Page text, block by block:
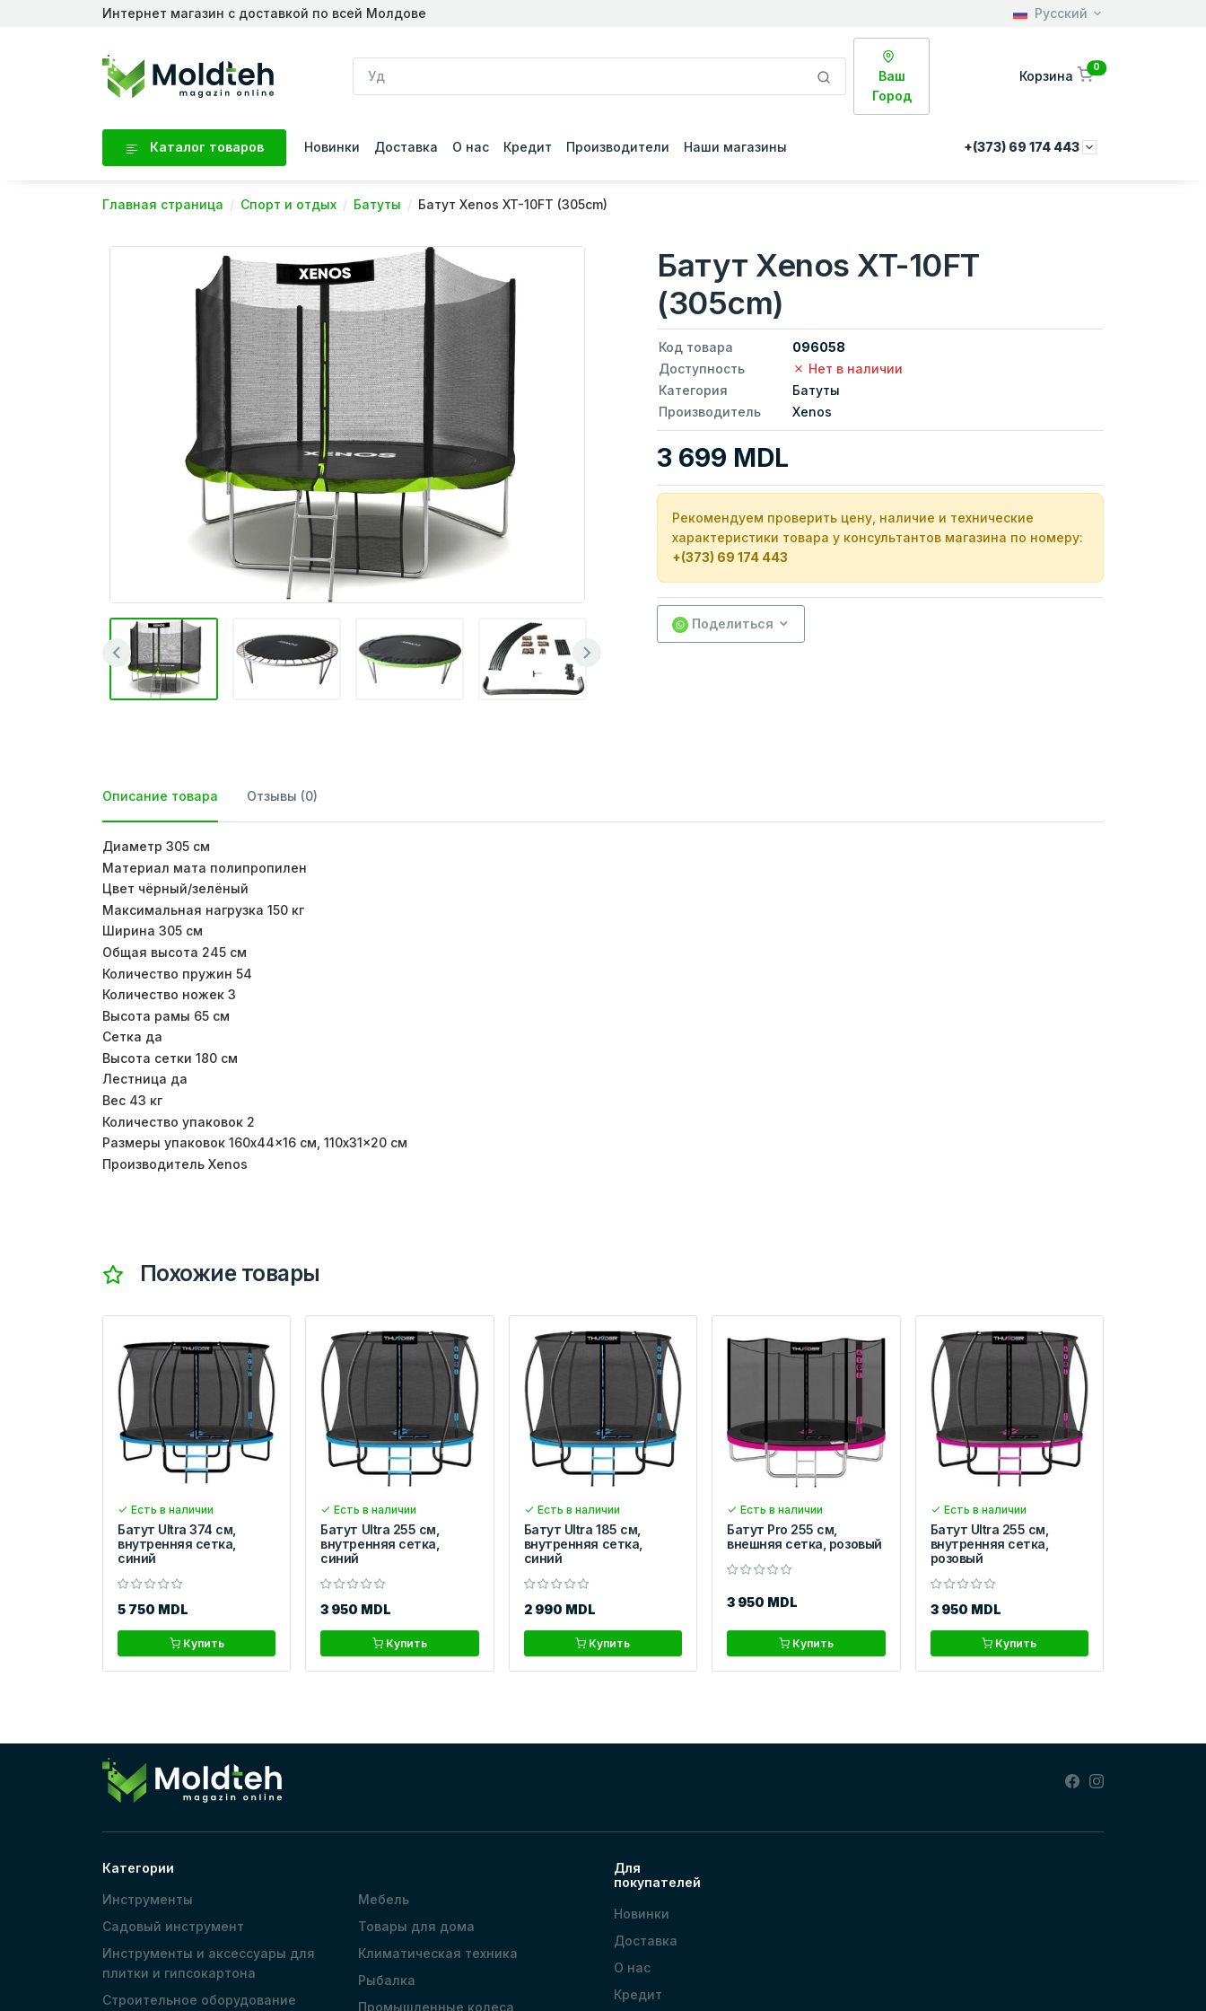
Интернет магазин с доставкой по всей Молдове Русский
Ваш
Город
Корзина
0
Каталог товаров Новинки Доставка О нас Кредит Производители Наши магазины +(373) 69 174 443
Главная страница Спорт и отдых Батуты Батут Xenos XT-10FT (305cm)
Батут Xenos XT-10FT
(305cm)
Код товара
096058
Доступность
Нет в наличии
Категория
Батуты
Производитель
Xenos
3 699 MDL
Рекомендуем проверить цену, наличие и технические
характеристики товара у консультантов магазина по номеру:
+(373) 69 174 443
Поделиться
Описание товара Отзывы (0)
Диаметр 305 см
Материал мата полипропилен
Цвет чёрный/зелёный
Максимальная нагрузка 150 кг
Ширина 305 см
Общая высота 245 см
Количество пружин 54
Количество ножек 3
Высота рамы 65 см
Сетка да
Высота сетки 180 см
Лестница да
Вес 43 кг
Количество упаковок 2
Размеры упаковок 160x44x16 см, 110x31x20 см
Производитель Xenos
Похожие товары
Есть в наличии
Батут Ultra 374 см,
внутренняя сетка,
синий
5 750 MDL
Купить
Есть в наличии
Батут Ultra 255 см,
внутренняя сетка,
синий
3 950 MDL
Купить
Есть в наличии
Батут Ultra 185 см,
внутренняя сетка,
синий
2 990 MDL
Купить
Есть в наличии
Батут Pro 255 см,
внешняя сетка, розовый
3 950 MDL
Купить
Есть в наличии
Батут Ultra 255 см,
внутренняя сетка,
розовый
3 950 MDL
Купить
Категории
Инструменты
Садовый инструмент
Инструменты и аксессуары для
плитки и гипсокартона
Строительное оборудование
Мебель
Товары для дома
Климатическая техника
Рыбалка
Промышленные колеса
Для
покупателей
Новинки
Доставка
О нас
Кредит